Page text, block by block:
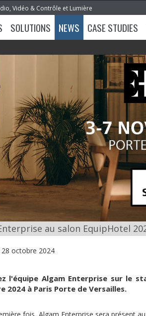
Vidéo & Contrôle et Lumière
SOLUTIONS NEWS CASE STUDIES
au salon EquipHotel
28 octobre 2024
l'équipe Algam Enterprise sur le
2024 à Paris Porte de Versailles.
fois, Algam Enterprise sera présent